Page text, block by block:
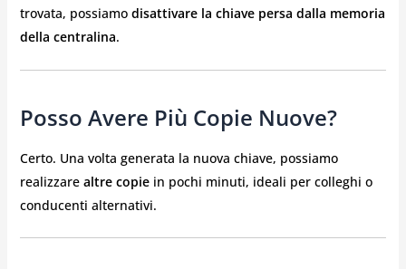
trovata, possiamo disattivare la chiave persa dalla memoria
della centralina.
Posso Avere Più Copie Nuove?
Certo. Una volta generata la nuova chiave, possiamo
realizzare altre copiein pochi minuti, ideali per colleghi o
conducenti alternativi.